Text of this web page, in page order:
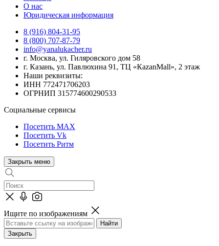
О нас
Юридическая информация
8 (916) 804-31-95
8 (800) 707-87-79
info@yanalukacher.ru
г. Москва, ул. Гиляровского дом 58
г. Казань, ул. Павлюхина 91, ТЦ «КazanMall», 2 этаж
Наши реквизиты:
ИНН 772471706203
ОГРНИП 315774600290533
Социальные сервисы
Посетить MAX
Посетить Vk
Посетить Ритм
Закрыть меню
Ищите по изображениям
Закрыть